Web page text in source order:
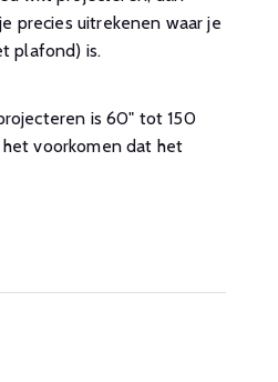
precies uitrekenen waar je
plafond) is.
is 60" tot 150
voorkomen dat het